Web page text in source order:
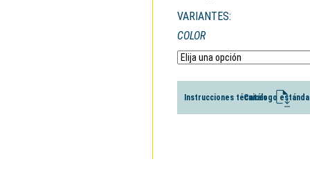
VARIANTES:
COLOR
Instrucciones técnicas
Catálogo